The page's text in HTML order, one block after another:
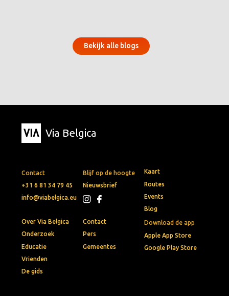
Bekijk alle blogs
Via Belgica
Contact
+31 6 81 34 79 45
info@viabelgica.eu
Blijf op de hoogte
Nieuwsbrief
Download de app
Apple App Store
Google Play Store
Kaart
Routes
Events
Blog
Over Via Belgica
Onderzoek
Educatie
Vrienden
De gids
Contact
Pers
Gemeentes